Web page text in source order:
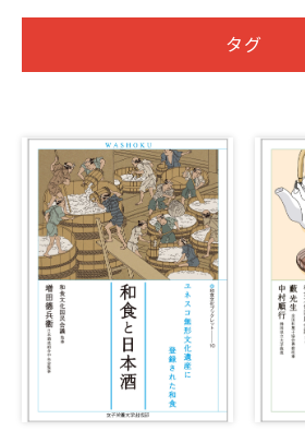
タグ